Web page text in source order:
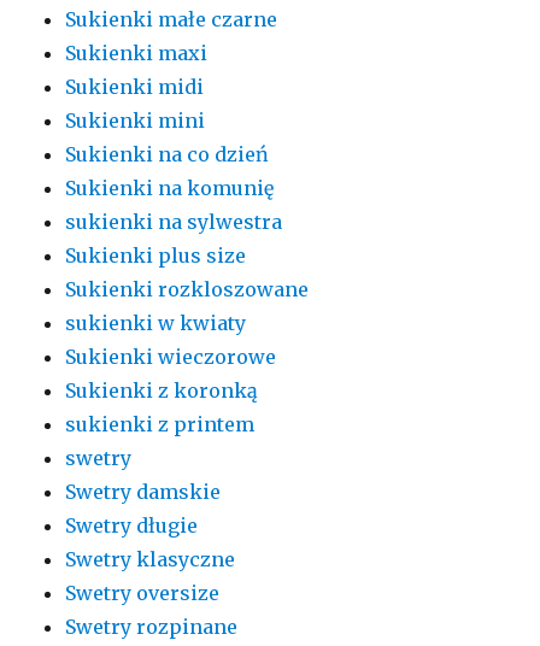
Sukienki małe czarne
Sukienki maxi
Sukienki midi
Sukienki mini
Sukienki na co dzień
Sukienki na komunię
sukienki na sylwestra
Sukienki plus size
Sukienki rozkloszowane
sukienki w kwiaty
Sukienki wieczorowe
Sukienki z koronką
sukienki z printem
swetry
Swetry damskie
Swetry długie
Swetry klasyczne
Swetry oversize
Swetry rozpinane